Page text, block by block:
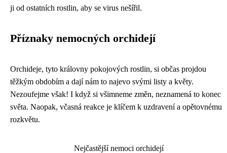
ji od ostatních rostlin, aby se virus nešířil.
Příznaky nemocných orchidejí
Orchideje, tyto královny pokojových rostlin, si občas projdou
těžkým obdobím a dají nám to najevo svými listy a květy.
Nezoufejme však! I když si všimneme změn, neznamená to konec
světa. Naopak, včasná reakce je klíčem k uzdravení a opětovnému
rozkvětu.
Nejčastější nemoci orchidejí